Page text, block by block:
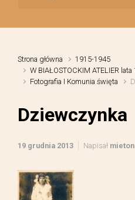
Strona główna
1915-1945
W BIAŁOSTOCKIM ATELIER
Fotografia I Komunia święta
Dziewczynka
19 grudnia 2013 Napisał mieton